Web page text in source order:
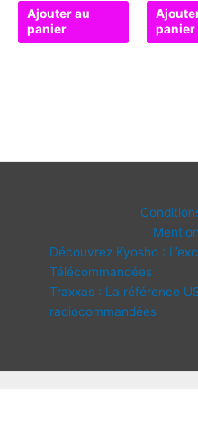
Ajouter au
panier
panier
Découvrez Kyosho :
Télécommandées
Traxxas : La référence
radiocommandées